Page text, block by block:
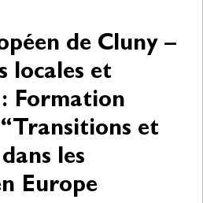
de Cluny –
locales et
Formation
et
les
Europe